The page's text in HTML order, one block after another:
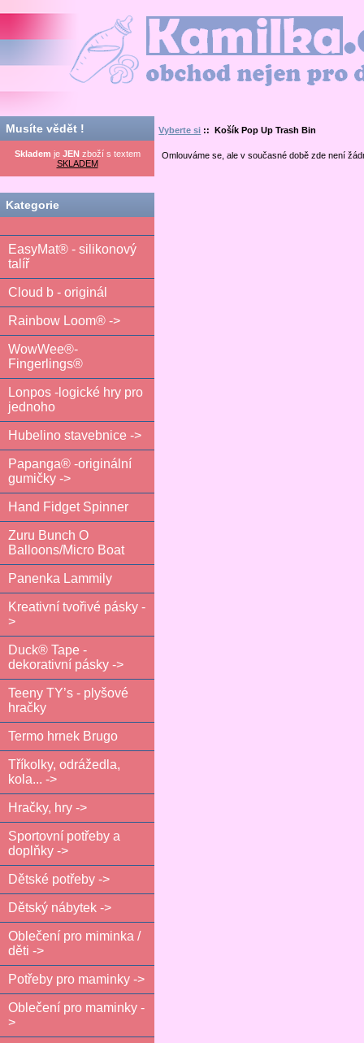
Kamilka.cz - obchod nejen pro děti
Musíte vědět !
Skladem je JENzboží s textem
SKLADEM
Kategorie
EasyMat® - silikonový
talíř
Cloud b - originál
Rainbow Loom® ->
WowWee®-
Fingerlings®
Lonpos -logické hry pro
jednoho
Hubelino stavebnice ->
Papanga® -originální
gumičky ->
Hand Fidget Spinner
Zuru Bunch O
Balloons/Micro Boat
Panenka Lammily
Kreativní tvořivé pásky -
>
Duck® Tape -
dekorativní pásky ->
Teeny TY’s - plyšové
hračky
Termo hrnek Brugo
Tříkolky, odrážedla,
kola... ->
Hračky, hry ->
Sportovní potřeby a
doplňky ->
Dětské potřeby ->
Dětský nábytek ->
Oblečení pro miminka /
děti ->
Potřeby pro maminky ->
Oblečení pro maminky -
>
Vyberte si :: Košík Pop Up Trash Bin
Omlouváme se, ale v současné době zde není